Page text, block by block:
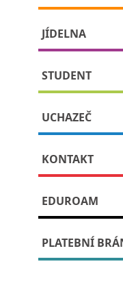
JÍDELNA
STUDENT
UCHAZEČ
KONTAKT
EDUROAM
PLATEBNÍ
» » detail
Exkurze do
Publikováno: 23. října,